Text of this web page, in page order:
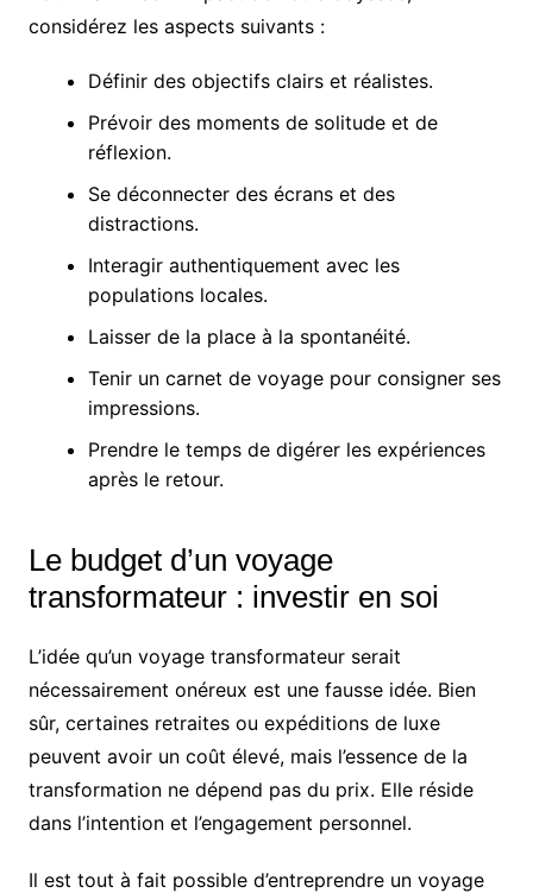
considérez les aspects suivants :
Définir des objectifs clairs et réalistes.
Prévoir des moments de solitude et de
réflexion.
Se déconnecter des écrans et des
distractions.
Interagir authentiquement avec les
populations locales.
Laisser de la place à la spontanéité.
Tenir un carnet de voyage pour consigner ses
impressions.
Prendre le temps de digérer les expériences
après le retour.
Le budget d’un voyage
transformateur : investir en soi
L’idée qu’un voyage transformateur serait
nécessairement onéreux est une fausse idée. Bien
sûr, certaines retraites ou expéditions de luxe
peuvent avoir un coût élevé, mais l’essence de la
transformation ne dépend pas du prix. Elle réside
dans l’intention et l’engagement personnel.
Il est tout à fait possible d’entreprendre un voyage